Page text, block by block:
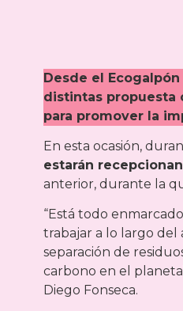
Desde el
distintas propuesta
para promover la
En esta ocasión,
estarán
anterior, durante la
“Está todo
trabajar a lo largo del
separación de
carbono en el
Diego Fonseca.